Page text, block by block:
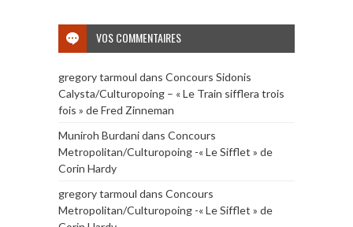
VOS COMMENTAIRES
gregory tarmoul dans Concours Sidonis
Calysta/Culturopoing – « Le Train sifflera trois
fois » de Fred Zinneman
Muniroh Burdanidans Concours
Metropolitan/Culturopoing -« Le Sifflet » de
Corin Hardy
gregory tarmoul dans Concours
Metropolitan/Culturopoing -« Le Sifflet » de